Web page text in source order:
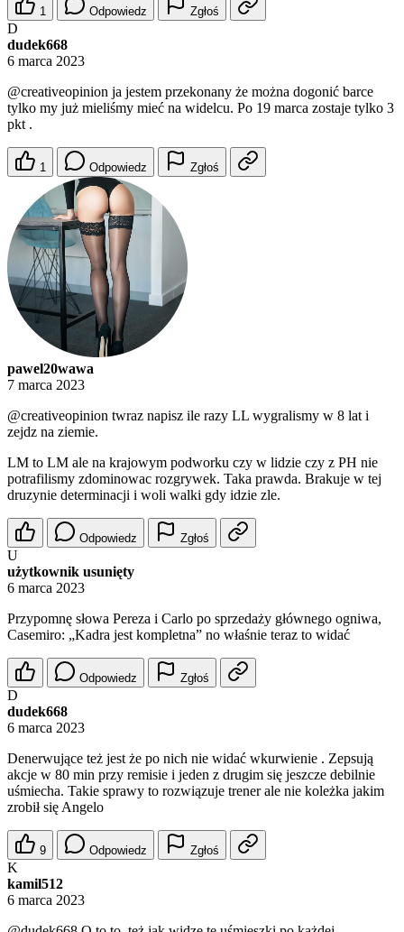
1 Odpowiedz Zgłoś
D
dudek668
6 marca 2023
@creativeopinion ja jestem przekonany że można dogonić barce
tylko my już mieliśmy mieć na widelcu. Po 19 marca zostaje tylko 3
pkt .
1 Odpowiedz Zgłoś
pawel20wawa
7 marca 2023
@creativeopinion twraz napisz ile razy LL wygralismy w 8 lat i
zejdz na ziemie.
LM to LM ale na krajowym podworku czy w lidzie czy z PH nie
potrafilismy zdominowac rozgrywek. Taka prawda. Brakuje w tej
druzynie determinacji i woli walki gdy idzie zle.
Odpowiedz Zgłoś
U
użytkownik usunięty
6 marca 2023
Przypomnę słowa Pereza i Carlo po sprzedaży głównego ogniwa,
Casemiro: „Kadra jest kompletna” no właśnie teraz to widać
Odpowiedz Zgłoś
D
dudek668
6 marca 2023
Denerwujące też jest że po nich nie widać wkurwienie . Zepsują
akcje w 80 min przy remisie i jeden z drugim się jeszcze debilnie
uśmiecha. Takie sprawy to rozwiązuje trener ale nie koleżka jakim
zrobił się Angelo
9 Odpowiedz Zgłoś
K
kamil512
6 marca 2023